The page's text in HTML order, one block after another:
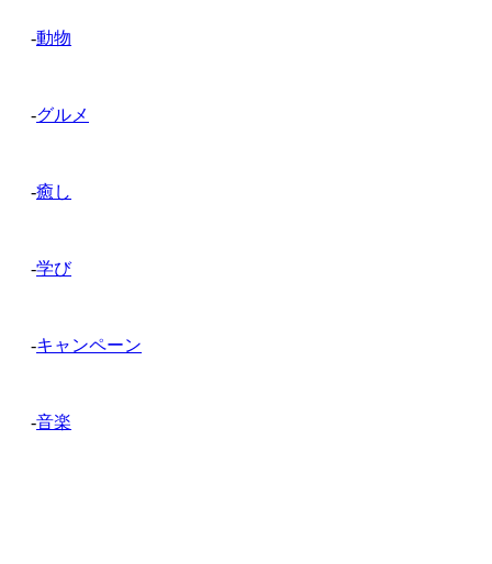
-動物
-グルメ
-癒し
-学び
-キャンペーン
-音楽